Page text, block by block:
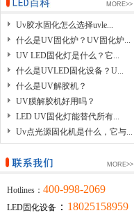
MORE>>
Uv胶水固化怎么选择uvle...
什么是UV固化炉？UV固化炉...
UV LED固化灯是什么？它...
什么是UVLED固化设备？U...
什么是UV解胶机？
UV膜解胶机好用吗？
LED UV固化灯能替代所有...
Uv点光源固化机是什么，它与...
MORE>>
Hotlines： 400-998-2069
LED固化设备 ： 18025158959